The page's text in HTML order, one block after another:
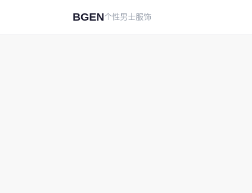
BGEN个性男士服饰